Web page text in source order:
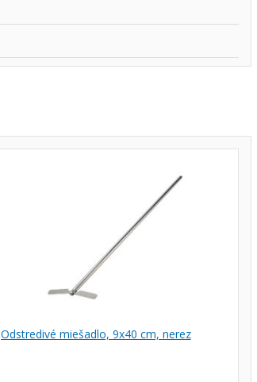
Odstredivé miešadlo, 9x40 cm, nerez